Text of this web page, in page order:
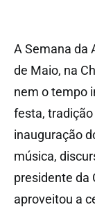
A Semana da
de Maio, na
nem o tempo
festa,
inauguração
música,
presidente da
aproveitou a